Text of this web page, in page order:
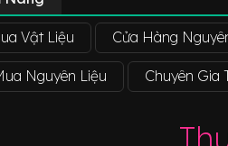
Vật Liệu Cửa Hàng
Nguyên Liệu Chuyên Gia